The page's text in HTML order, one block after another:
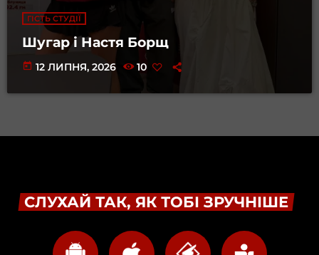
ГІСТЬ СТУДІЇ
Шугар і Настя Борщ
today 12 ЛИПНЯ, 2026 10
СЛУХАЙ ТАК, ЯК ТОБІ ЗРУЧНІШЕ